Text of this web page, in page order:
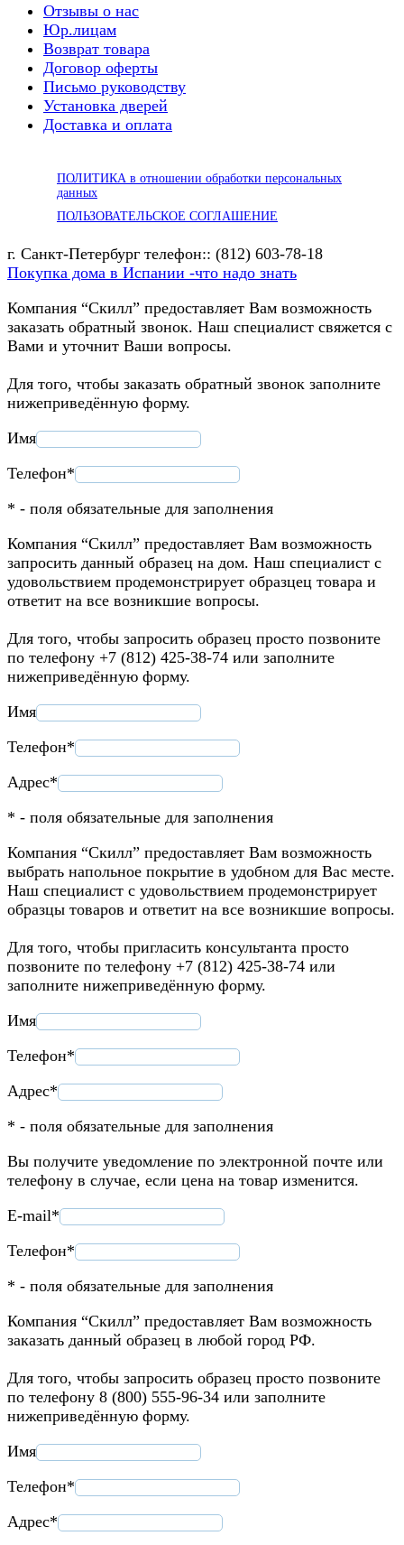
Отзывы о нас
Юр.лицам
Возврат товара
Договор оферты
Письмо руководству
Установка дверей
Доставка и оплата
ПОЛИТИКА в отношении обработки персональных
данных
ПОЛЬЗОВАТЕЛЬСКОЕ СОГЛАШЕНИЕ
г. Санкт-Петербург телефон:: (812) 603-78-18
Покупка дома в Испании -что надо знать
Компания “Скилл” предоставляет Вам возможность
заказать обратный звонок. Наш специалист свяжется с
Вами и уточнит Ваши вопросы.
Для того, чтобы заказать обратный звонок заполните
нижеприведённую форму.
Имя
Телефон*
* - поля обязательные для заполнения
Компания “Скилл” предоставляет Вам возможность
запросить данный образец на дом. Наш специалист с
удовольствием продемонстрирует образцец товара и
ответит на все возникшие вопросы.
Для того, чтобы запросить образец просто позвоните
по телефону +7 (812) 425-38-74 или заполните
нижеприведённую форму.
Имя
Телефон*
Адрес*
* - поля обязательные для заполнения
Компания “Скилл” предоставляет Вам возможность
выбрать напольное покрытие в удобном для Вас месте.
Наш специалист с удовольствием продемонстрирует
образцы товаров и ответит на все возникшие вопросы.
Для того, чтобы пригласить консультанта просто
позвоните по телефону +7 (812) 425-38-74 или
заполните нижеприведённую форму.
Имя
Телефон*
Адрес*
* - поля обязательные для заполнения
Вы получите уведомление по электронной почте или
телефону в случае, если цена на товар изменится.
E-mail*
Телефон*
* - поля обязательные для заполнения
Компания “Скилл” предоставляет Вам возможность
заказать данный образец в любой город РФ.
Для того, чтобы запросить образец просто позвоните
по телефону 8 (800) 555-96-34 или заполните
нижеприведённую форму.
Имя
Телефон*
Адрес*